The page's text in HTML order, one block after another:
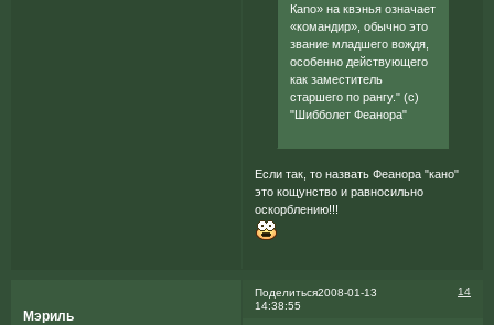
Каno» на квэнья означает
«командир», обычно это
звание младшего вождя,
особенно действующего
как заместитель
старшего по рангу." (с)
"Шибболет Феанора"
Если так, то назвать Феанора "кано"
это кощунство и равносильно
оскорблению!!!
Поделиться 14
2008-01-13
14:38:55
Мэриль